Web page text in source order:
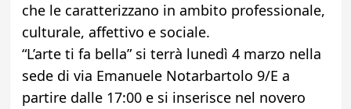
che le caratterizzano in ambito professionale,
culturale, affettivo e sociale.
“L’arte ti fa bella” si terrà lunedì 4 marzo nella
sede di via Emanuele Notarbartolo 9/E a
partire dalle 17:00 e si inserisce nel novero